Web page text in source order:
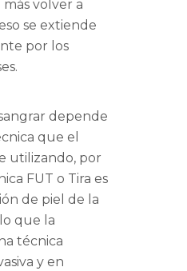
volver a
se extiende
por los
depende
que el
utilizando, por
FUT o Tira es
de piel de la
que la
técnica
y en